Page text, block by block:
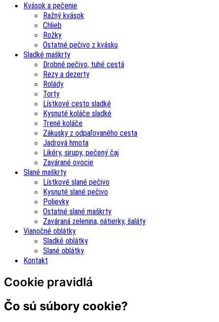
Kvások a pečenie
Ražný kvások
Chlieb
Rožky
Ostatné pečivo z kvásku
Sladké maškrty
Drobné pečivo, tuhé cestá
Rezy a dezerty
Rolády
Torty
Lístkové cesto sladké
Kysnuté koláče sladké
Trené koláče
Zákusky z odpaľovaného cesta
Jadrová hmota
Likéry, sirupy, pečený čaj
Zavárané ovocie
Slané maškrty
Lístkové slané pečivo
Kysnuté slané pečivo
Polievky
Ostatné slané maškrty
Zaváraná zelenina, nátierky, šaláty
Vianočné oblátky
Sladké oblátky
Slané oblátky
Kontakt
Cookie pravidlá
Čo sú súbory cookie?